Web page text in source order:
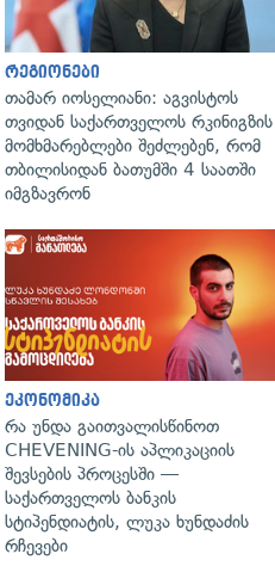
გადახედვა
რეგიონები
თამარ იოსელიანი: აგვისტოს
თვიდან საქართველოს რკინიგზის
მომხმარებლები შეძლებენ, რომ
თბილისიდან ბათუმში 4 საათში
იმგზავრონ
ეკონომიკა
რა უნდა გაითვალისწინოთ
CHEVENING-ის აპლიკაციის
შევსების პროცესში —
საქართველოს ბანკის
სტიპენდიატის, ლუკა ხუნდაძის
რჩევები